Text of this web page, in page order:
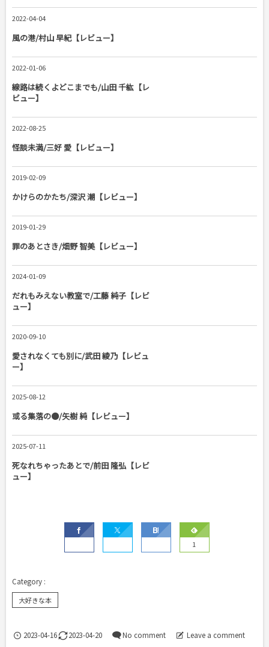
2022-04-04
風の港/村山 早紀【レビュー】
2022-01-06
線路は続くよどこまでも/山田 千紘【レ
ビュー】
2022-08-25
怪談未満/三好 愛【レビュー】
2019-02-09
かけらのかたち/深沢 潮【レビュー】
2019-01-29
罪のあとさき/畑野 智美【レビュー】
2024-01-09
だれもみえない教室で/工藤 純子【レビ
ュー】
2020-09-10
愛されなくても別に/武田 綾乃【レビュ
ー】
2025-08-12
或る集落の●/矢樹 純【レビュー】
2025-07-11
死なれちゃったあとで/前田 隆弘【レビ
ュー】
1
大好きな本
2023-04-16 2023-04-20 No comment Leave a comment